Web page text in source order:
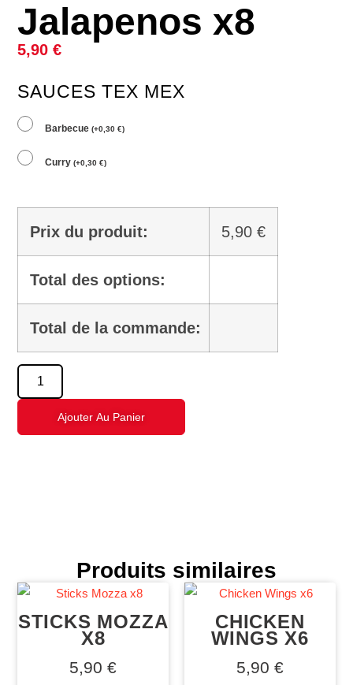
Jalapenos x8
5,90€
SAUCES TEX MEX
Barbecue(+0,30€)
Curry(+0,30€)
Prix du produit: 5,90€
Total des options:
Total de la commande:
Ajouter Au Panier
Produits similaires
STICKS MOZZA
X8
5,90€
CHICKEN
WINGS X6
5,90 €